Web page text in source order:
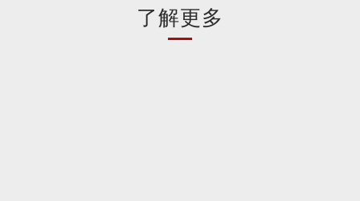
了解更多